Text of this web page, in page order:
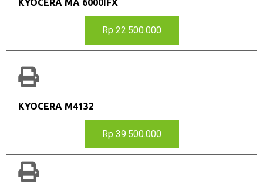
KYOCERA MA 6000IFX
Rp 22.500.000
KYOCERA M4132
Rp 39.500.000